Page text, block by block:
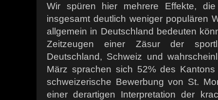
Wir spüren hier mehrere Effekte,
insgesamt deutlich weniger populären
allgemein in Deutschland bedeuten
Zeitzeugen einer Zäsur der
Deutschland, Schweiz und
März sprachen sich 52% des
schweizerische Bewerbung von St.
einer derartigen Interpretation der